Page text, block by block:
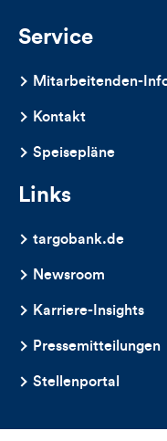
Service
Mitarbeitenden-
Kontakt
Speisepläne
Links
targobank.de
Newsroom
Karriere-Insights
Pressemitteilungen
Stellenportal